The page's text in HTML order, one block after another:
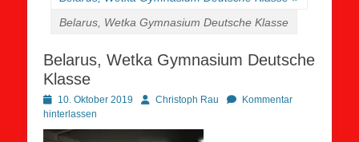
Belarus, Wetka Gymnasium Deutsche Klasse
Belarus, Wetka Gymnasium Deutsche
Klasse
Posted
on
10. Oktober 2019 AutorChristoph Rau
Kommentar
hinterlassen